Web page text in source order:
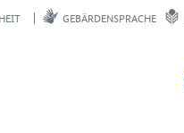
GEBÄRDENSPRACHE